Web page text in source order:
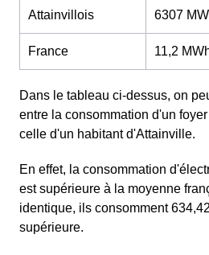
Attainvillois 6307
France 11,2
Dans le tableau ci-dessus, on
entre la consommation d'un
celle d'un habitant d'Attainville.
En effet, la consommation
est supérieure à la moyenne
identique, ils consomment
supérieure.